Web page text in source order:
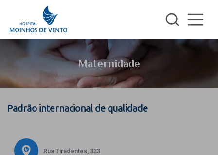
Maternidade
Padrão internacional de qualidade
Rua Tiradentes, 333